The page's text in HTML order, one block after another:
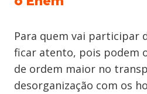
Para quem vai participar
ficar atento, pois podem
de ordem maior no
desorganização com os